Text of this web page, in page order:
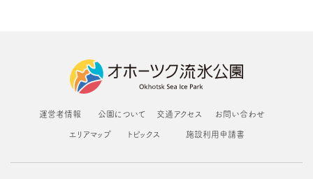
運営者情報 公園について 交通アクセス お問い合わせ
エリアマップ トピックス 施設利用申請書